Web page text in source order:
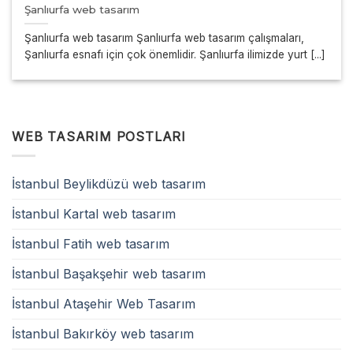
Şanlıurfa web tasarım
Şanlıurfa web tasarım Şanlıurfa web tasarım çalışmaları,
Şanlıurfa esnafı için çok önemlidir. Şanlıurfa ilimizde yurt [...]
WEB TASARIM POSTLARI
İstanbul Beylikdüzü web tasarım
İstanbul Kartal web tasarım
İstanbul Fatih web tasarım
İstanbul Başakşehir web tasarım
İstanbul Ataşehir Web Tasarım
İstanbul Bakırköy web tasarım